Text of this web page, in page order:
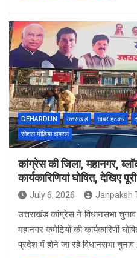
ce
b
o
o
k
tt
er
at
s
A
p
p
er
es
t
DEHARDUN उत्तराखंड खबर हटकर
सोशल मीडिया वायरल
कांग्रेस की जिला, महानगर,
कार्यकारिणियां घोषित, देखिए
July 6, 2026 Janpaksh
उत्तराखंड कांग्रेस ने विधानसभा
महानगर कमेटियों की कार्यकारिणी
प्रदेश में होने जा रहे विधानसभा